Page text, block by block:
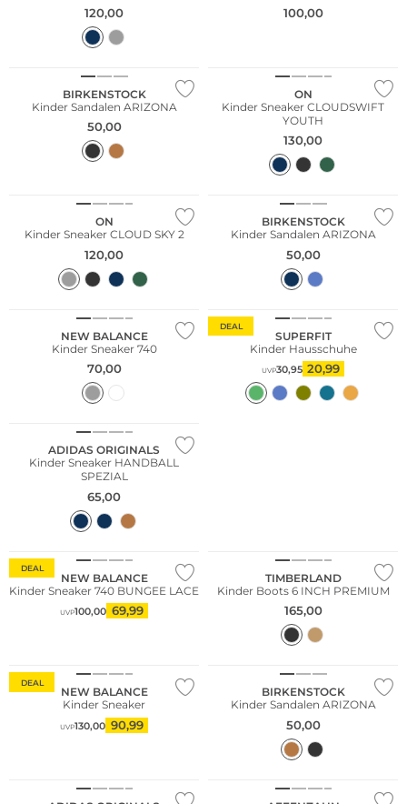
120,00 100,00
BIRKENSTOCK
Kinder Sandalen ARIZONA
50,00
ON
Kinder Sneaker CLOUDSWIFT
YOUTH
130,00
ON
Kinder Sneaker CLOUD SKY 2
120,00
BIRKENSTOCK
Kinder Sandalen ARIZONA
50,00
NEW BALANCE
Kinder Sneaker 740
70,00
DEAL
SUPERFIT
Kinder Hausschuhe
UVP30,95 20,99
ADIDAS ORIGINALS
Kinder Sneaker HANDBALL
SPEZIAL
65,00
DEAL
NEW BALANCE
Kinder Sneaker 740 BUNGEE LACE
UVP100,00 69,99
TIMBERLAND
Kinder Boots 6 INCH PREMIUM
165,00
DEAL
NEW BALANCE
Kinder Sneaker
UVP130,00 90,99
BIRKENSTOCK
Kinder Sandalen ARIZONA
50,00